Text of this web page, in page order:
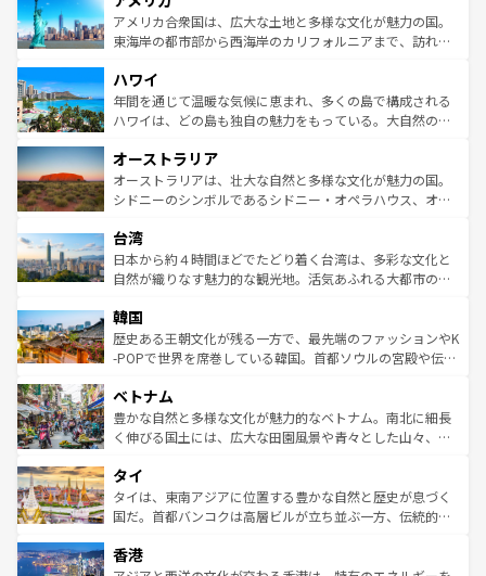
博物館もあり、アルプス観光だけでなく町歩きも満喫する
ことができる。国民の所得が高いため物価も高いが、旅行
ば市内交通費無料で観光を楽しむこともできる。 なお、新
着のスイス情報はコンテンツ一覧 を参照してほしい。
アメリカ合衆国は、広大な土地と多様な文化が魅力の国。
東海岸の都市部から西海岸のカリフォルニアまで、訪れる
のような巨大都市は、観光、ショッピング、エンターテイ
ンメントが詰まった刺激的なスポットだ。一方、アメリカ
西部には大自然が広がり、グランドキャニオンやイエロー
部のニューオーリンズでは、音楽と美食が融合した独特の
文化が魅力。旅行者はアメリカの各地域で異なる魅力を楽
しみながら、その多様性と豊かな歴史を感じることができ
ならではの贅沢な旅のスタイルだ。 なお、新着のアメリカ
情報はコンテンツ一覧を参照してほしい。
ハワイ
年間を通じて温暖な気候に恵まれ、多くの島で構成される
ハワイは、どの島も独自の魅力をもっている。大自然の神
ワイ島は見逃せない。また、定番の観光地といえばオアフ
島だが、静かな自然を求めるならマウイ島やカウアイ島が
おすすめ。エメラルドグリーンに輝く海をはじめ、豊かな
れるおもてなしの心で訪れる人々を迎えてくれるハワイの
人々、おいしいローカルフードやハワイアンミュージッ
ク、伝統的なフラダンスなど、すべてがハワイの魅力を彩
ワイを、存分に味わってほしい。 なお、新着のハワイ情報
はコンテンツ一覧を参照してほしい。
オーストラリア
オーストラリアは、壮大な自然と多様な文化が魅力の国。
シドニーのシンボルであるシドニー・オペラハウス、オー
リアリーフや大陸中央部にそびえるウルル（エアーズロッ
ク）、タスマニアの美しい原生林やケアンズの熱帯雨林な
ど、見どころがたくさん。また、カフェやワイン、オージ
いる。アクティビティも充実しており、サーフィンやダイ
ビング、ハイキングなど、アウトドア好きにはたまらな
い。オーストラリアの多彩な魅力を存分に味わいつくそ
参照してほしい。
台湾
日本から約４時間ほどでたどり着く台湾は、多彩な文化と
自然が織りなす魅力的な観光地。活気あふれる大都市の台
ン）、静ひつな山岳地帯である台湾東部など、都市の喧騒
と山間の静けさが共存しており、訪れる人に新しい発見と
驚きをもたらしてくれる。また、奥深い台湾の食文化も魅
容にもいいと評判のスイーツなど、バラエティ豊かな料理
が味わえる。 なお、新着の台湾情報は コンテンツ一覧を参
照してほしい。
韓国
歴史ある王朝文化が残る一方で、最先端のファッションやK
-POPで世界を席巻している韓国。首都ソウルの宮殿や伝統
き、地方に足を延ばせば四季折々の自然美を楽しむことが
できる。そして、キムチや焼肉、絶品のストリートフード
まで、さまざまな韓国料理が待っている。夜には、韓国な
リティに包まれながら、韓国の多彩な魅力を心ゆくまで味
わってみてほしい。 なお、新着の韓国情報はコンテンツ一
覧を参照してほしい。
ベトナム
豊かな自然と多様な文化が魅力的なベトナム。南北に細長
く伸びる国土には、広大な田園風景や青々とした山々、世
急速な発展と共に伝統が息づく。ハノイの古い町並みやホ
ーチミン市のフランス統治時代の建物も、独特の雰囲気を
醸し出している。また、バラエティの豊かさとおいしさで
とつ。フォーやバインミー、ベトナムコーヒーなどは、ぜ
タイ
タイは、東南アジアに位置する豊かな自然と歴史が息づく
国だ。首都バンコクは高層ビルが立ち並ぶ一方、伝統的な
の活気が交差している。北部ではチェンマイなどの山岳地
香港